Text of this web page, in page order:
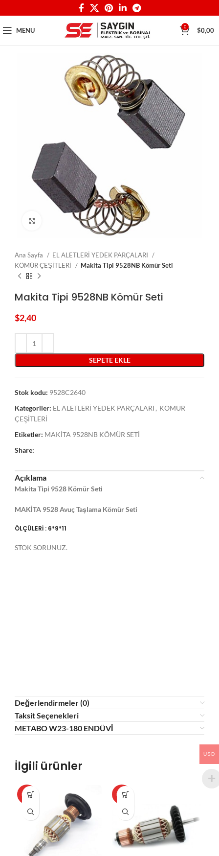
MENU 0 $0,00
Click to enlarge
Ana Sayfa
EL ALETLERİ YEDEK PARÇALARI
KÖMÜR ÇEŞİTLERİ
Makita Tipi 9528NB Kömür Seti
Makita Tipi 9528NB Kömür Seti
$2,40
SEPETE EKLE
Stok kodu: 9528C2640
Kategoriler: EL ALETLERİ YEDEK PARÇALARI , KÖMÜR
ÇEŞİTLERİ
Etiketler: MAKİTA 9528NB KÖMÜR SETİ
Share:
Açıklama
Makita Tipi 9528 Kömür Seti
MAKİTA 9528 Avuç Taşlama Kömür Seti
ÖLÇÜLERİ : 6*9*11
STOK SORUNUZ.
Değerlendirmeler (0)
Taksit Seçenekleri
METABO W23-180 ENDÜVİ
İlgili ürünler
HOT HOT
USD